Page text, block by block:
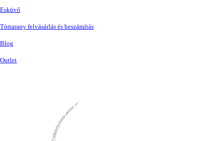
Esküvő
Törtarany felvásárlás és beszámítás
Blog
Outlet